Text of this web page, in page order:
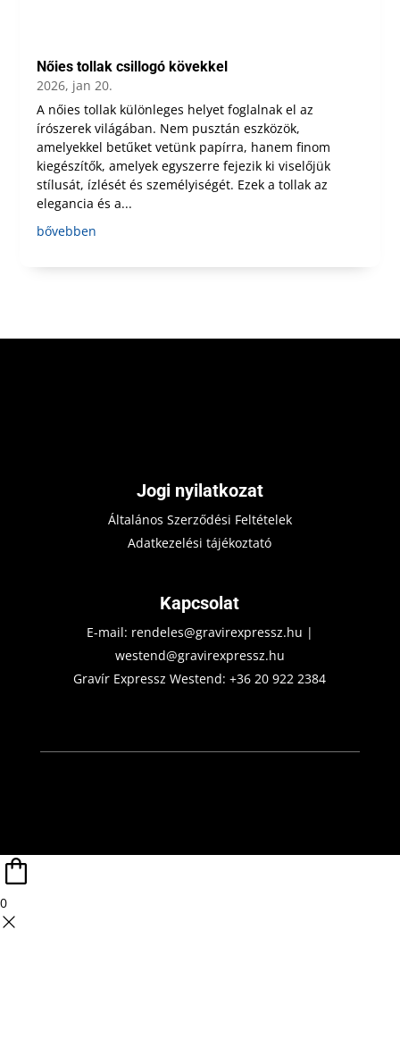
Nőies tollak csillogó kövekkel
2026, jan 20.
A nőies tollak különleges helyet foglalnak el az
írószerek világában. Nem pusztán eszközök,
amelyekkel betűket vetünk papírra, hanem finom
kiegészítők, amelyek egyszerre fejezik ki viselőjük
stílusát, ízlését és személyiségét. Ezek a tollak az
elegancia és a...
bővebben
Jogi nyilatkozat
Általános Szerződési Feltételek
Adatkezelési tájékoztató
Kapcsolat
E-mail: rendeles@gravirexpressz.hu |
westend@gravirexpressz.hu
Gravír Expressz Westend:+36 20 922 2384
0